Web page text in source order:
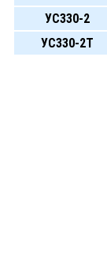
УС330-2
УС330-2Т